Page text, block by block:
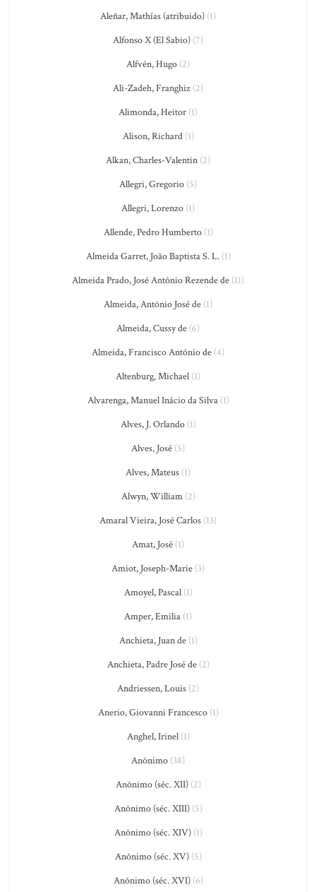
Aleñar, Mathías (atribuido) (1)
Alfonso X (El Sabio) (7)
Alfvén, Hugo (2)
Ali-Zadeh, Franghiz (2)
Alimonda, Heitor (1)
Alison, Richard(1)
Alkan, Charles-Valentin (2)
Allegri, Gregorio (5)
Allegri, Lorenzo (1)
Allende, Pedro Humberto(1)
Almeida Garret, João Baptista S. L.(1)
Almeida Prado, José Antônio Rezende de (11)
Almeida, Antônio José de (1)
Almeida, Cussy de (6)
Almeida, Francisco António de (4)
Altenburg, Michael (1)
Alvarenga, Manuel Inácio da Silva(1)
Alves, J. Orlando(1)
Alves, José (5)
Alves, Mateus (1)
Alwyn, William(2)
Amaral Vieira, José Carlos (13)
Amat, José (1)
Amiot, Joseph-Marie (3)
Amoyel, Pascal(1)
Amper, Emilia (1)
Anchieta, Juan de(1)
Anchieta, Padre José de(2)
Andriessen, Louis (2)
Anerio, Giovanni Francesco(1)
Anghel, Irinel(1)
Anônimo (38)
Anônimo (séc. XII)(2)
Anônimo (séc. XIII)(5)
Anônimo (séc. XIV)(1)
Anônimo (séc. XV)(5)
Anônimo (séc. XVI)(6)